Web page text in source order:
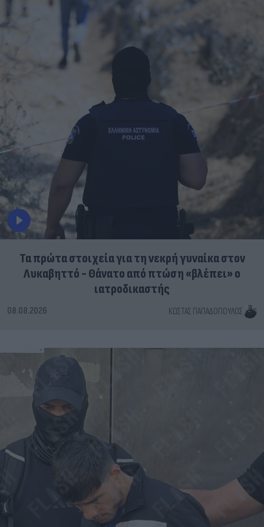
Τα πρώτα στοιχεία για τη νεκρή γυναίκα στον
Λυκαβηττό - Θάνατο από πτώση «βλέπει» ο
ιατροδικαστής
08.08.2026 ΚΏΣΤΑΣ ΠΑΠΑΔΌΠΟΥΛΟΣ